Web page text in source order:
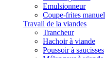
Emulsionneur
Coupe-frites manuel
Travail de la viandes
Trancheur
Hachoir à viande
Poussoir à saucisses